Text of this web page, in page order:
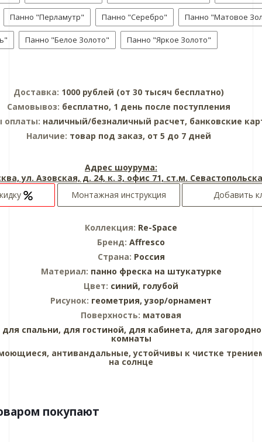
Панно "Перламутр" Панно "Серебро" Панно "Матовое
Панно "Белое Золото" Панно "Яркое Золото"
Доставка: 1000 рублей (от 30 тысяч бесплатно)
Самовывоз: бесплатно, 1 день после поступления
оплаты: наличный/безналичный расчет, банковские
Наличие: товар под заказ, от 5 до 7 дней
Адрес шоурума:
ул. Азовская, д. 24, к. 3, офис 71, ст.м.
Монтажная инструкция Добавить
Коллекция: Re-Space
Бренд: Affresco
Страна: Россия
Материал: панно фреска на штукатурке
Цвет: синий, голубой
Рисунок: геометрия,узор/орнамент
Поверхность: матовая
для спальни, для гостиной, для кабинета, для
комнаты
антивандальные, устойчивы к чистке
на солнце
покупают